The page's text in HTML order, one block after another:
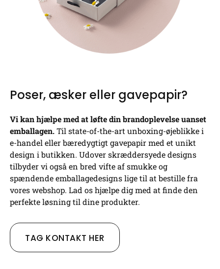
Poser, æsker eller gavepapir?
Vi kan hjælpe med at løfte din brandoplevelse uanset
emballagen.Til state-of-the-art unboxing-øjeblikke i
e-handel eller bæredygtigt gavepapir med et unikt
design i butikken. Udover skræddersyede designs
tilbyder vi også en bred vifte af smukke og
spændende emballagedesigns lige til at bestille fra
vores webshop. Lad os hjælpe dig med at finde den
perfekte løsning til dine produkter.
TAG KONTAKT HER